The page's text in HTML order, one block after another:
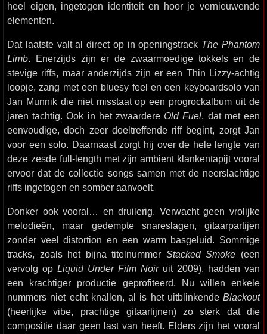
heel eigen, ingetogen identiteit en hoor je vernieuwende
elementen.
Dat laatste valt al direct op in openingstrack The Phantom
Limb. Enerzijds zijn er de zwaarmoedige tokkels en de
stevige riffs, maar anderzijds zijn er een Thin Lizzy-achtig
loopje, zang met een bluesy feel en een keyboardsolo van
Jan Munnik die niet misstaat op een progrockalbum uit de
jaren tachtig. Ook in het zwaardere Old Fuel, dat met een
eenvoudige, doch zeer doeltreffende riff begint, zorgt Jan
voor een solo. Daarnaast zorgt hij over de hele lengte van
deze zesde full-length met zijn ambient klankentapijt vooral
ervoor dat de collectie songs samen met de neerslachtige
riffs ingetogen en somber aanvoelt.
Donker ook vooral… en druilerig. Verwacht geen vrolijke
melodieën, maar gedempte snareslagen, gitaarpartijen
zonder veel distortion en een warm basgeluid. Sommige
tracks, zoals het bijna titelnummer Stacked Smoke (een
vervolg op Liquid Under Film Noiruit 2009), hadden van
een krachtiger productie geprofiteerd. Nu willen enkele
nummers niet echt knallen, al is het uitblinkende Blackout
(heerlijke vibe, prachtige gitaarlijnen) zo sterk dat die
compositie daar geen last van heeft. Elders zijn het vooral